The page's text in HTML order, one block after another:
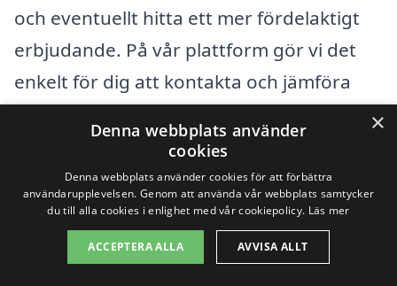
och eventuellt hitta ett mer fördelaktigt
erbjudande. På vår plattform gör vi det
enkelt för dig att kontakta och jämföra
Utöver dessa faktorer kan säsong och
efterfrågan också påverka priserna. Vid
hög efterfrågan kan priserna stiga, så det
×
Denna webbplats använder
cookies
Denna webbplats använder cookies för att förbättra
användarupplevelsen. Genom att använda vår webbplats samtycker
du till alla cookies i enlighet med vår cookiepolicy. Läs mer
ACCEPTERA ALLA AVVISA ALLT